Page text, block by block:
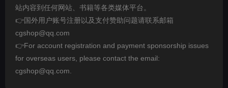
站内容到任何网站、书籍等各类媒体平台。
👉国外用户账号注册以及支付赞助问题请联系邮箱
cgshop@qq.com
👉For account registration and payment sponsorship issues
for overseas users, please contact the email:
cgshop@qq.com.